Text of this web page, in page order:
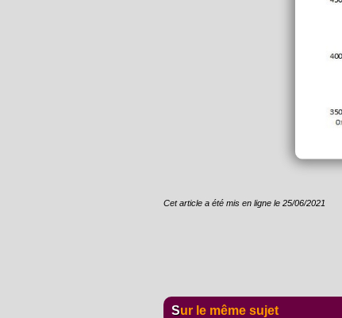
Cet article a été mis en ligne le 25/06/2021
Sur le même sujet